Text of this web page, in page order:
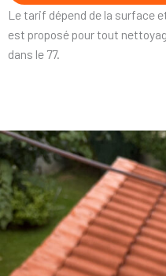
Le tarif dépend de la surface
est proposé pour tout
dans le 77.